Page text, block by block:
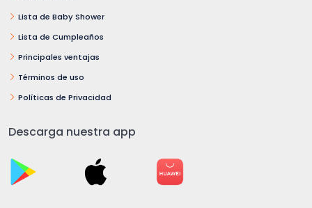
Lista de Baby Shower
Lista de Cumpleaños
Principales ventajas
Términos de uso
Políticas de Privacidad
Descarga nuestra app